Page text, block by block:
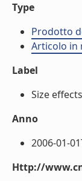
Type
Prodotto
Articolo in
Label
Size
Anno
2006-01-
Http://